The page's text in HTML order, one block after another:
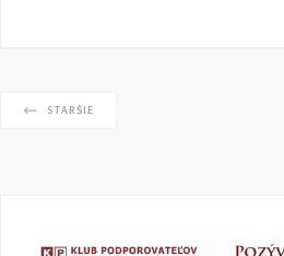
STARŠIE